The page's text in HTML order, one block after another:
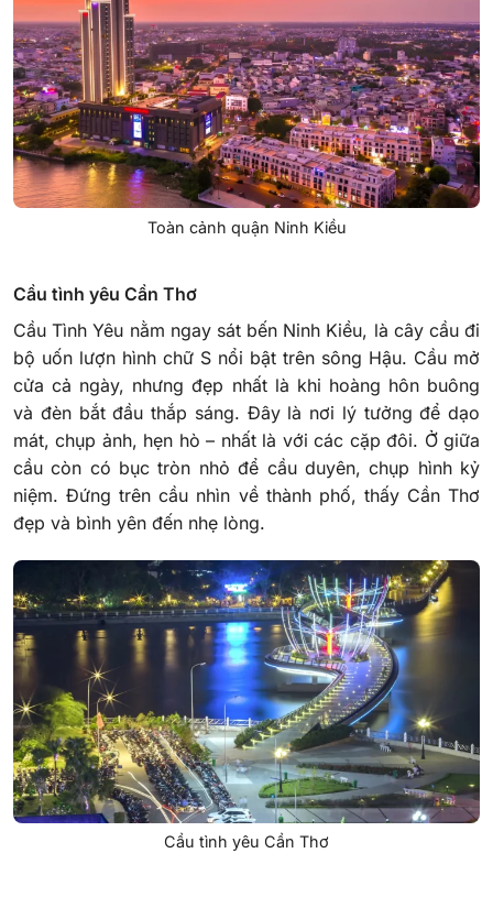
Toàn cảnh quận Ninh Kiều
Cầu tình yêu Cần Thơ
Cầu Tình Yêu nằm ngay sát bến Ninh Kiều, là cây cầu đi
bộ uốn lượn hình chữ S nổi bật trên sông Hậu. Cầu mở
cửa cả ngày, nhưng đẹp nhất là khi hoàng hôn buông
và đèn bắt đầu thắp sáng. Đây là nơi lý tưởng để dạo
mát, chụp ảnh, hẹn hò – nhất là với các cặp đôi. Ở giữa
cầu còn có bục tròn nhỏ để cầu duyên, chụp hình kỷ
niệm. Đứng trên cầu nhìn về thành phố, thấy Cần Thơ
đẹp và bình yên đến nhẹ lòng.
Cầu tình yêu Cần Thơ